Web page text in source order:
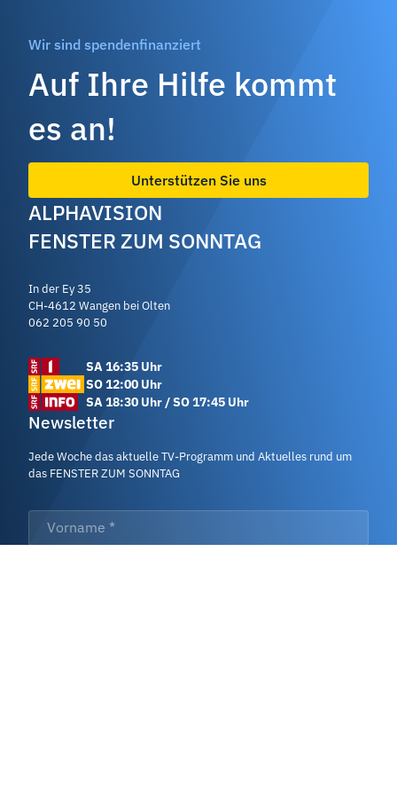
Wir sind spendenfinanziert
Auf Ihre Hilfe kommt
es an!
Unterstützen Sie uns
ALPHAVISION
FENSTER ZUM SONNTAG
In der Ey 35
CH-4612 Wangen bei Olten
062 205 90 50
SA 16:35 Uhr
SO 12:00 Uhr
SA 18:30 Uhr / SO 17:45 Uhr
Newsletter
Jede Woche das aktuelle TV-Programm und Aktuelles rund um
das FENSTER ZUM SONNTAG
Vorname *